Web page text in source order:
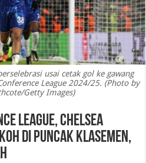
usai cetak gol ke gawang
League 2024/25. (Photo by
Getty Images)
League, Chelsea
di Puncak Klasemen,